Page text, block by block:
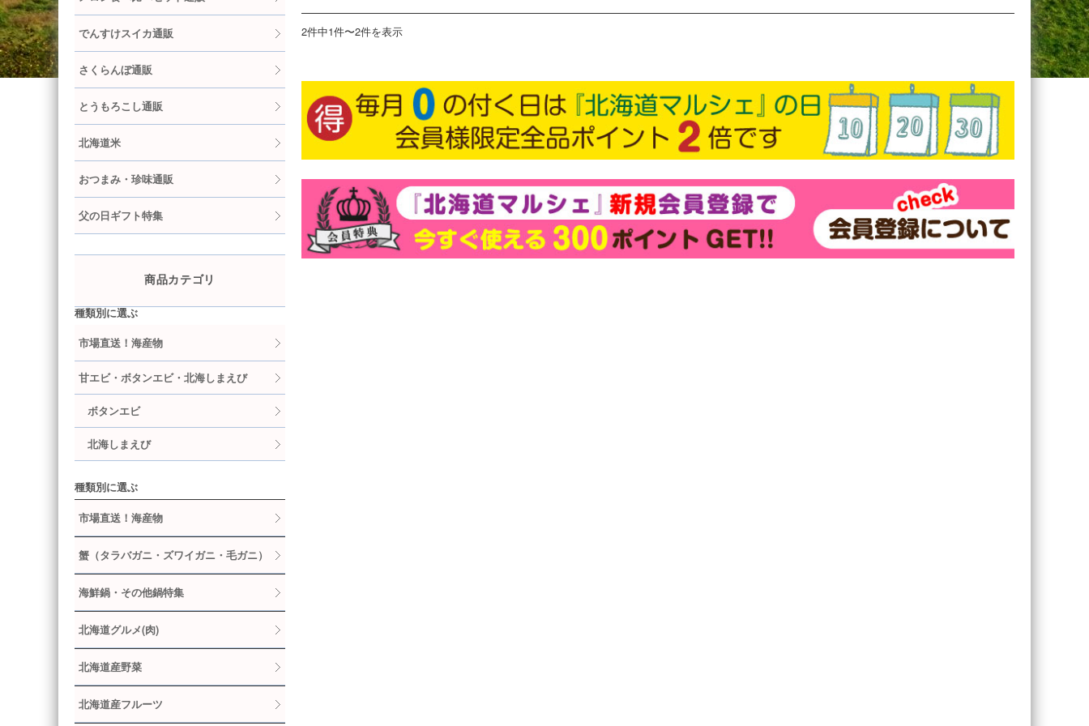
2件中1件〜2件を表示
でんすけスイカ通販
さくらんぼ通販
とうもろこし通販
北海道米
おつまみ・珍味通販
父の日ギフト特集
商品カテゴリ
種類別に選ぶ
市場直送！海産物
甘エビ・ボタンエビ・北海しまえび
ボタンエビ
北海しまえび
種類別に選ぶ
市場直送！海産物
蟹（タラバガニ・ズワイガニ・毛ガニ）
海鮮鍋・その他鍋特集
北海道グルメ(肉)
北海道産野菜
北海道産フルーツ